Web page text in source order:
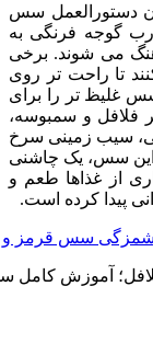
دستورالعمل سس
رب گوجه فرنگی به
می شوند. برخی
تا راحت تر روی
غلیظ تر را برای
فلافل و سمبوسه،
سیب زمینی سرخ
این سس، یک چاشنی
از غذاها طعم و
پیدا کرده است.
آموزش کامل